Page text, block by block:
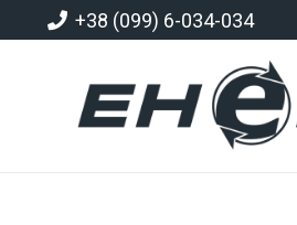
+38 (099) 6-034-034